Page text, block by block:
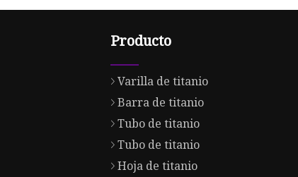
Producto
Varilla de titanio
Barra de titanio
Tubo de titanio
Tubo de titanio
Hoja de titanio